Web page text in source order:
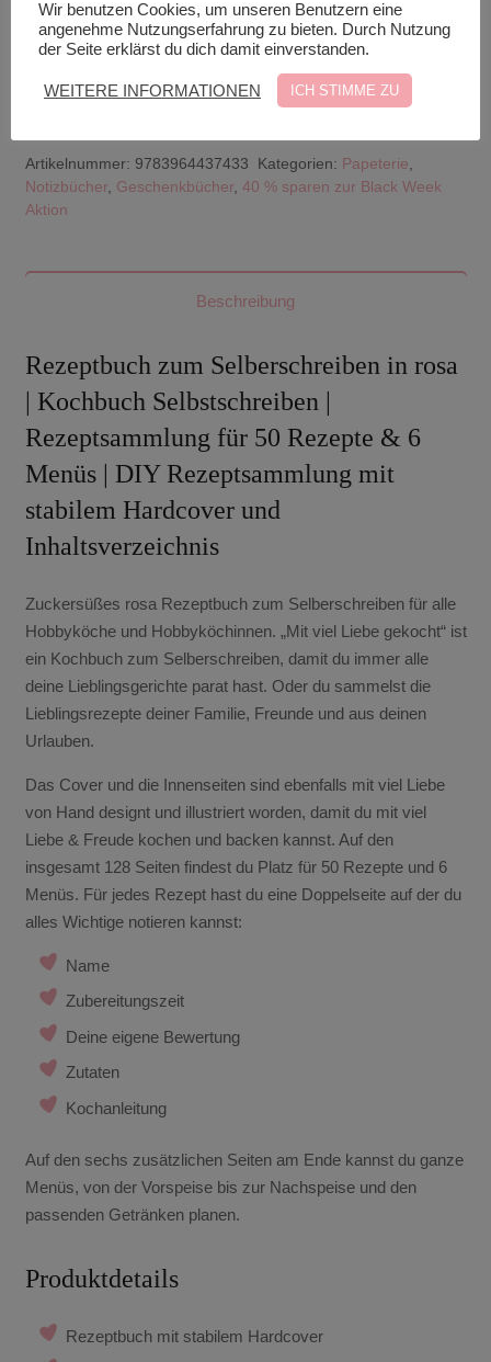
lagernd ist.
Artikelnummer: 9783964437433 Kategorien: Papeterie,
Notizbücher, Geschenkbücher, 40 % sparen zur Black Week
Aktion
Beschreibung
Rezeptbuch zum Selberschreiben in rosa
| Kochbuch Selbstschreiben |
Rezeptsammlung für 50 Rezepte & 6
Menüs | DIY Rezeptsammlung mit
stabilem Hardcover und
Inhaltsverzeichnis
Zuckersüßes rosa Rezeptbuch zum Selberschreiben für alle
Hobbyköche und Hobbyköchinnen. „Mit viel Liebe gekocht“ ist
ein Kochbuch zum Selberschreiben, damit du immer alle
deine Lieblingsgerichte parat hast. Oder du sammelst die
Lieblingsrezepte deiner Familie, Freunde und aus deinen
Urlauben.
Das Cover und die Innenseiten sind ebenfalls mit viel Liebe
von Hand designt und illustriert worden, damit du mit viel
Liebe & Freude kochen und backen kannst. Auf den
insgesamt 128 Seiten findest du Platz für 50 Rezepte und 6
Menüs. Für jedes Rezept hast du eine Doppelseite auf der du
alles Wichtige notieren kannst:
Name
Zubereitungszeit
Deine eigene Bewertung
Zutaten
Kochanleitung
Auf den sechs zusätzlichen Seiten am Ende kannst du ganze
Menüs, von der Vorspeise bis zur Nachspeise und den
passenden Getränken planen.
Produktdetails
Rezeptbuch mit stabilem Hardcover
Wir benutzen Cookies, um unseren Benutzern eine
angenehme Nutzungserfahrung zu bieten. Durch Nutzung
der Seite erklärst du dich damit einverstanden.
WEITERE INFORMATIONEN ICH STIMME ZU